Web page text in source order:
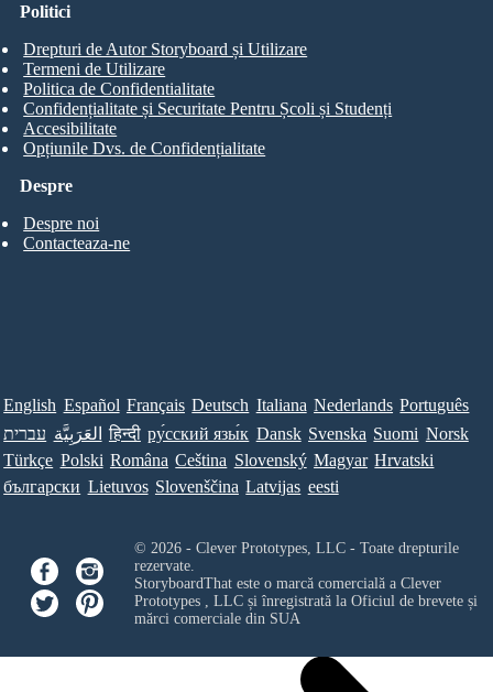
Despre
Despre noi
Contacteaza-ne
Politici
Drepturi de Autor Storyboard și Utilizare
Termeni de Utilizare
Politica de Confidentialitate
Confidențialitate și Securitate Pentru Școli și Studenți
Accesibilitate
Opțiunile Dvs. de Confidențialitate
English Español Français Deutsch Italiana Nederlands Português
עברית العَرَبِيَّة हिन्दी ру́сский язы́к Dansk Svenska Suomi Norsk
Türkçe Polski Româna Ceština Slovenský Magyar Hrvatski
български Lietuvos Slovenščina Latvijas eesti
© 2026 - Clever Prototypes, LLC - Toate drepturile
rezervate.
StoryboardThat este o marcă comercială a Clever
Prototypes , LLCși înregistrată la Oficiul de brevete și
mărci comerciale din SUA